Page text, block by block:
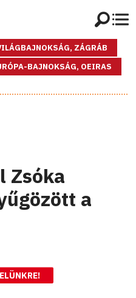
ZÁGRÁB
BAJNOKSÁG, OEIRAS
Zsóka
a